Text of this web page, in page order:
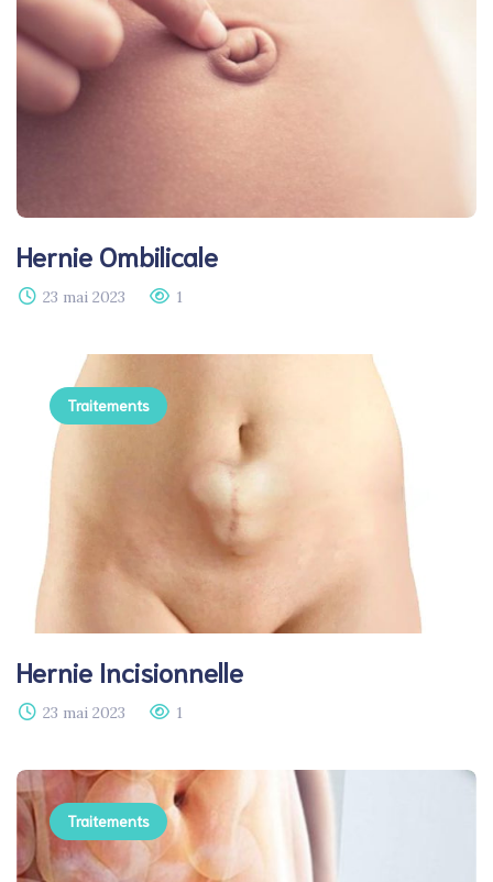
Hernie Ombilicale
23 mai 2023 1
Traitements
Hernie Incisionnelle​
23 mai 2023 1
Traitements